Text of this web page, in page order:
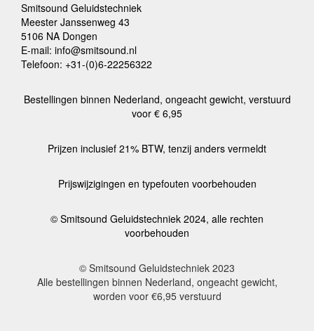
Smitsound Geluidstechniek
Meester Janssenweg 43
5106 NA Dongen
E-mail: info@smitsound.nl
Telefoon: +31-(0)6-22256322
Bestellingen binnen Nederland, ongeacht gewicht, verstuurd
voor € 6,95
Prijzen inclusief 21% BTW, tenzij anders vermeldt
Prijswijzigingen en typefouten voorbehouden
© Smitsound Geluidstechniek 2024, alle rechten
voorbehouden
© Smitsound Geluidstechniek 2023
Alle bestellingen binnen Nederland, ongeacht gewicht,
worden voor €6,95 verstuurd